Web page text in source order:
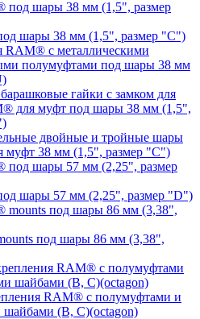
шары 38 мм (1,5", размер "C")
RAM® с металлическими
полумуфтами под шары 38 мм
гайки с замком для
для муфт под шары 38 мм (1,5",
двойные и тройные шары
муфт 38 мм (1,5", размер "C")
шары 57 мм (2,25", размер "D")
под шары 86 мм (3,38",
RAM® c полумуфтами и
(B, C)(octagon)